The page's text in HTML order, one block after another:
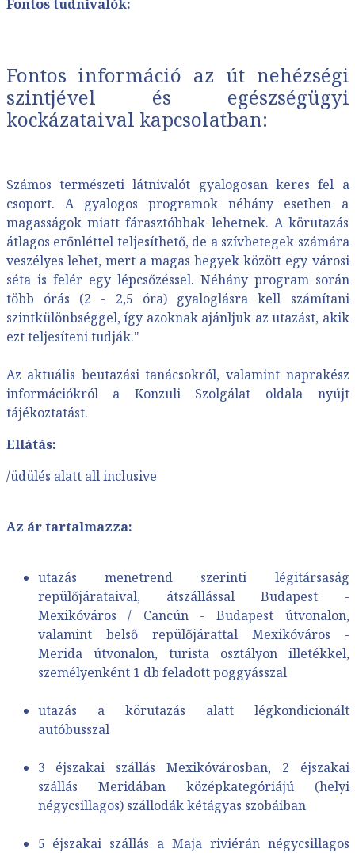
Fontos tudnivalók:
Fontos információ az út nehézségi
szintjével és egészségügyi
kockázataival kapcsolatban:
Számos természeti látnivalót gyalogosan keres fel a
csoport. A gyalogos programok néhány esetben a
magasságok miatt fárasztóbbak lehetnek. A körutazás
átlagos erőnléttel teljesíthető, de a szívbetegek számára
veszélyes lehet, mert a magas hegyek között egy városi
séta is felér egy lépcsőzéssel. Néhány program során
több órás (2 - 2,5 óra) gyaloglásra kell számítani
szintkülönbséggel, így azoknak ajánljuk az utazást, akik
ezt teljesíteni tudják."
Az aktuális beutazási tanácsokról, valamint naprakész
információkról a Konzuli Szolgálat oldala nyújt
tájékoztatást.
Ellátás:
/üdülés alatt all inclusive
Az ár tartalmazza:
utazás menetrend szerinti légitársaság
repülőjárataival, átszállással Budapest -
Mexikóváros / Cancún - Budapest útvonalon,
valamint belső repülőjárattal Mexikóváros -
Merida útvonalon, turista osztályon illetékkel,
személyenként 1 db feladott poggyásszal
utazás a körutazás alatt légkondicionált
autóbusszal
3 éjszakai szállás Mexikóvárosban, 2 éjszakai
szállás Meridában középkategóriájú (helyi
négycsillagos) szállodák kétágyas szobáiban
5 éjszakai szállás a Maja riviérán négycsillagos